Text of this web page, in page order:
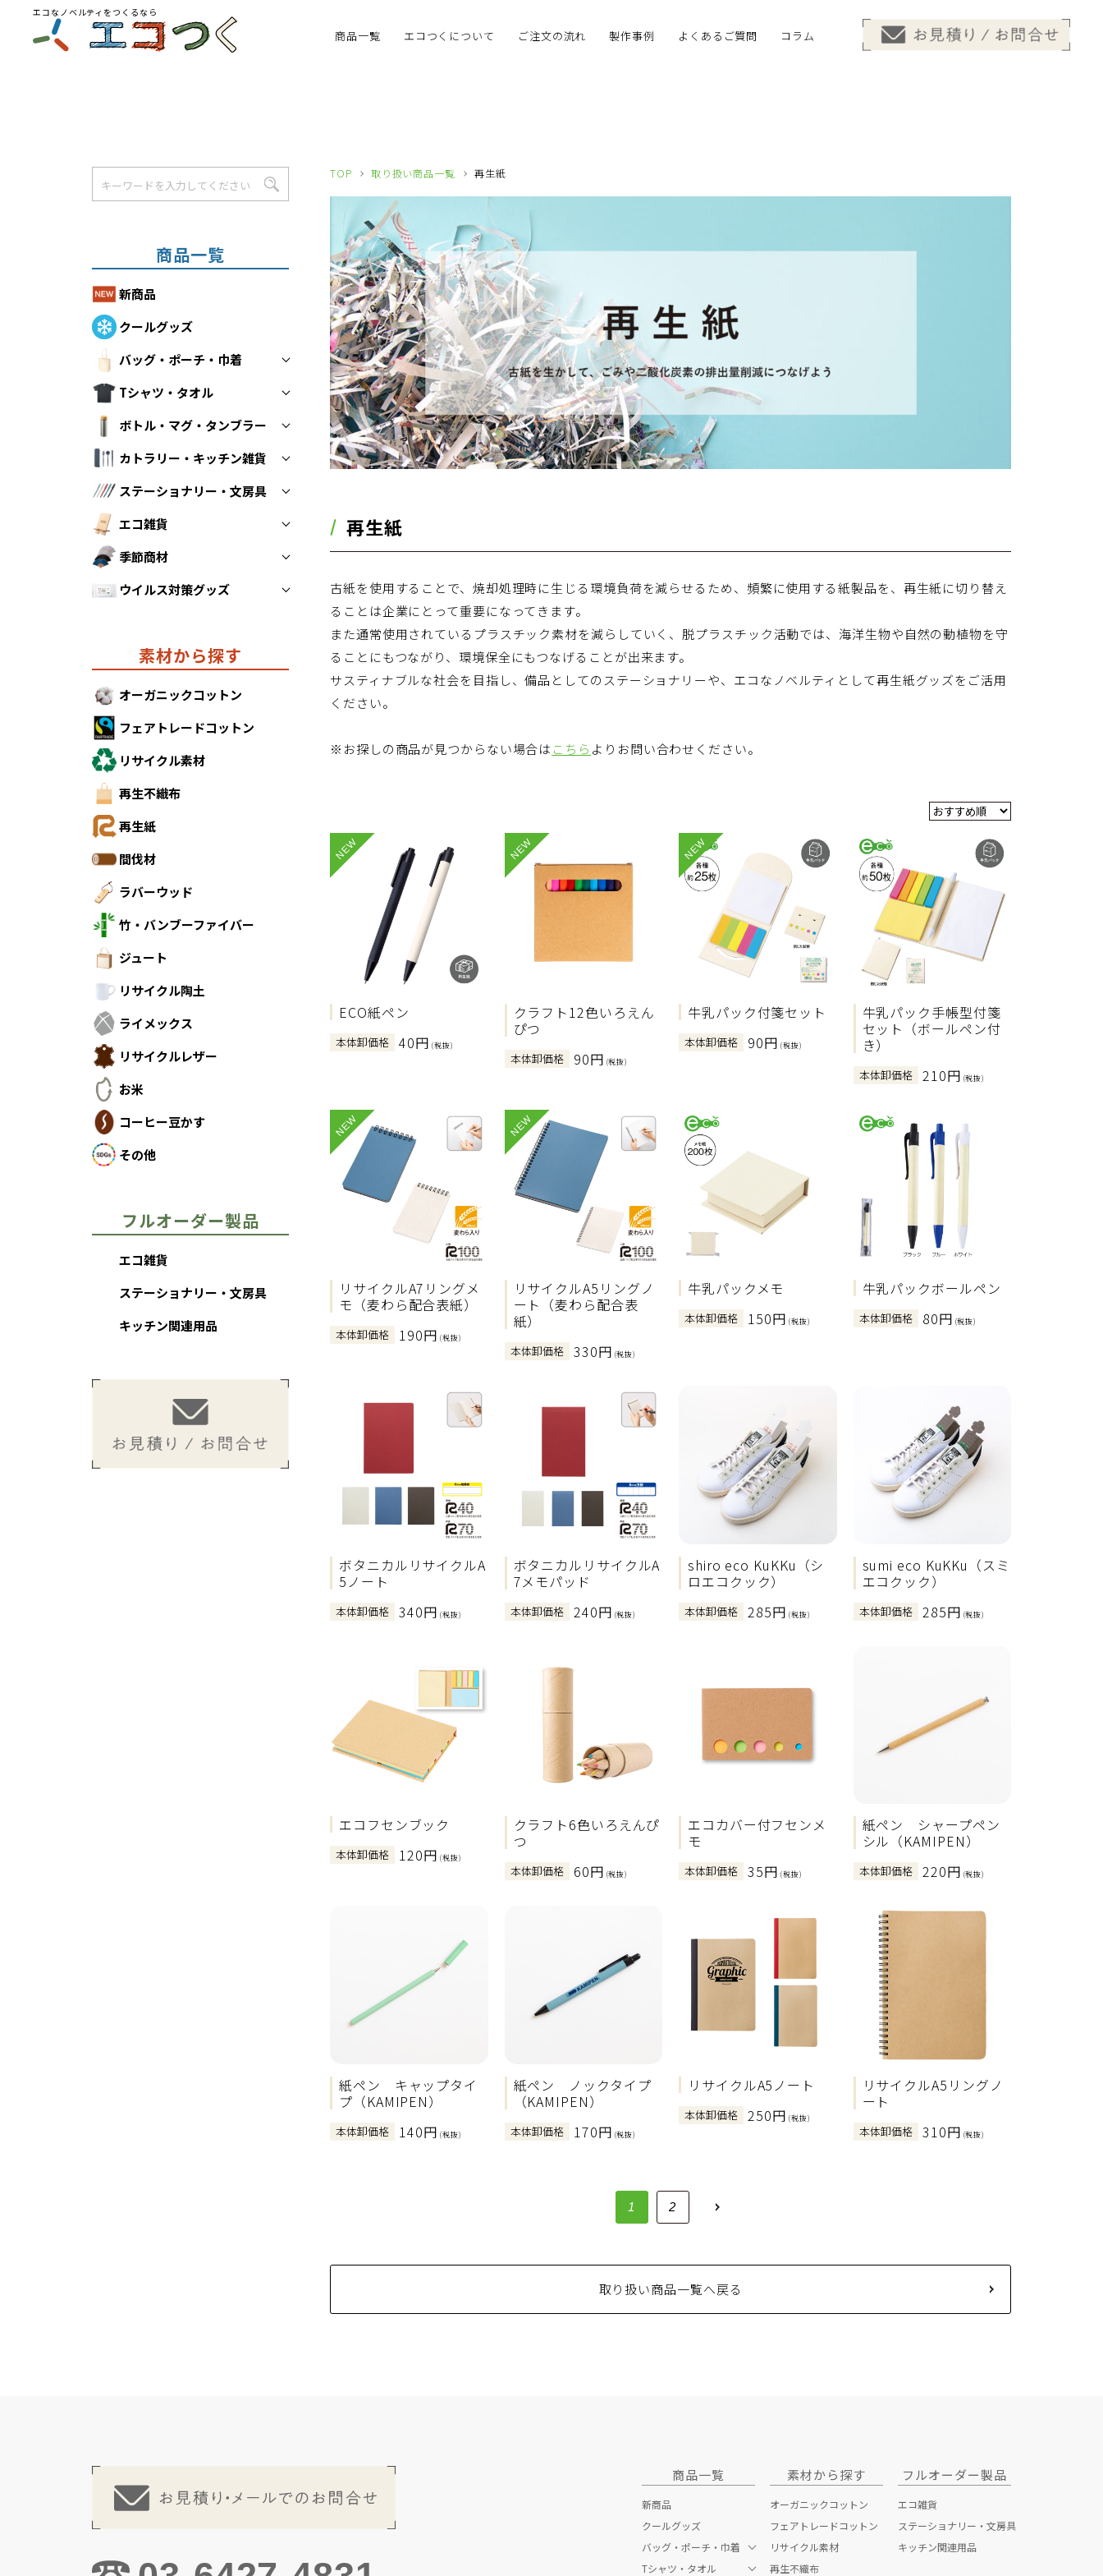
エコなノベルティをつくるなら
商品一覧 エコつくについて ご注文の流れ 製作事例 よくあるご質問 コラム
TOP 取り扱い商品一覧 再生紙
再生紙
古紙を使用することで、焼却処理時に生じる環境負荷を減らせるため、頻繁に使用する紙製品を、再生紙に切り替え
ることは企業にとって重要になってきます。
また通常使用されているプラスチック素材を減らしていく、脱プラスチック活動では、海洋生物や自然の動植物を守
ることにもつながり、環境保全にもつなげることが出来ます。
サスティナブルな社会を目指し、備品としてのステーショナリーや、エコなノベルティとして再生紙グッズをご活用
ください。
※お探しの商品が見つからない場合は こちら よりお問い合わせください。
NEW
ECO紙ペン
本体卸価格 40円 (税抜)
NEW
クラフト12色いろえん
ぴつ
本体卸価格 90円 (税抜)
NEW
牛乳パック付箋セット
本体卸価格 90円 (税抜)
牛乳パック手帳型付箋
セット（ボールペン付
き）
本体卸価格 210円 (税抜)
NEW
リサイクルA7リングメ
モ（麦わら配合表紙）
本体卸価格 190円 (税抜)
NEW
リサイクルA5リングノ
ート（麦わら配合表
紙）
本体卸価格 330円 (税抜)
牛乳パックメモ
本体卸価格 150円 (税抜)
牛乳パックボールペン
本体卸価格 80円 (税抜)
ボタニカルリサイクルA
5ノート
本体卸価格 340円 (税抜)
ボタニカルリサイクルA
7メモパッド
本体卸価格 240円 (税抜)
shiro eco KuKKu（シ
ロエコクック）
本体卸価格 285円 (税抜)
sumi eco KuKKu（スミ
エコクック）
本体卸価格 285円 (税抜)
エコフセンブック
本体卸価格 120円 (税抜)
クラフト6色いろえんぴ
つ
本体卸価格 60円 (税抜)
エコカバー付フセンメ
モ
本体卸価格 35円 (税抜)
紙ペン シャープペン
シル（KAMIPEN）
本体卸価格 220円 (税抜)
紙ペン キャップタイ
プ（KAMIPEN）
本体卸価格 140円 (税抜)
紙ペン ノックタイプ
（KAMIPEN）
本体卸価格 170円 (税抜)
リサイクルA5ノート
本体卸価格 250円 (税抜)
リサイクルA5リングノ
ート
本体卸価格 310円 (税抜)
1 2
取り扱い商品一覧へ戻る
商品一覧
新商品
クールグッズ
バッグ・ポーチ・巾着
トートバッグ
折りたたみエコバッグ
不織布バッグ
保冷・保温バッグ
ポーチ・巾着
Tシャツ・タオル
Tシャツ
タオル
ボトル・マグ・タンブラー
ボトル
マグカップ
タンブラー
カトラリー・キッチン雑貨
スプーン・フォーク・お箸
ストロー
その他キッチン雑貨
ステーショナリー・文房具
ペン
ノート
クリアファイル
エコ雑貨
防災グッズ
モバイルグッズ
その他エコ雑貨
季節商材
あったかグッズ
ウイルス対策グッズ
素材から探す
オーガニックコットン
フェアトレードコットン
リサイクル素材
再生不織布
再生紙
間伐材
ラバーウッド
竹・バンブーファイバー
ジュート
リサイクル陶土
ライメックス
リサイクルレザー
お米
コーヒー豆かす
その他
フルオーダー製品
エコ雑貨
ステーショナリー・文房具
キッチン関連用品
商品一覧
新商品
クールグッズ
バッグ・ポーチ・巾着
トートバッグ
Tシャツ・タオル
素材から探す
オーガニックコットン
フェアトレードコットン
リサイクル素材
再生不織布
フルオーダー製品
エコ雑貨
ステーショナリー・文房具
キッチン関連用品